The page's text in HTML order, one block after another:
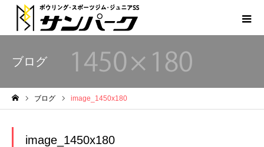
ブログ
ブログ image_1450x180
image_1450x180